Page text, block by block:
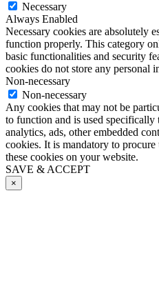
Necessary
Always Enabled
Necessary cookies are absolutely
function properly. This category
basic functionalities and security
cookies do not store any personal
Non-necessary
Non-necessary
Any cookies that may not be
to function and is used specifically
analytics, ads, other embedded
cookies. It is mandatory to
these cookies on your website.
SAVE & ACCEPT
×